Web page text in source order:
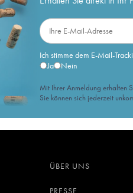
Ich stimme dem E-Mail-
Ja
Nein
Mit Ihrer Anmeldung erhalten
Sie können sich jederzeit
ÜBER UNS
PRESSE